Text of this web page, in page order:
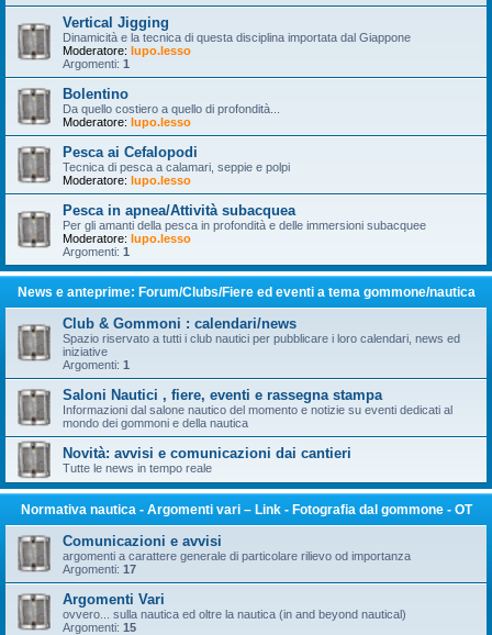
Vertical Jigging
Dinamicità e la tecnica di questa disciplina importata dal Giappone
Moderatore: lupo.lesso
Argomenti: 1
Bolentino
Da quello costiero a quello di profondità...
Moderatore: lupo.lesso
Pesca ai Cefalopodi
Tecnica di pesca a calamari, seppie e polpi
Moderatore: lupo.lesso
Pesca in apnea/Attività subacquea
Per gli amanti della pesca in profondità e delle immersioni subacquee
Moderatore: lupo.lesso
Argomenti: 1
News e anteprime: Forum/Clubs/Fiere ed eventi a tema gommone/nautica
Club & Gommoni : calendari/news
Spazio riservato a tutti i club nautici per pubblicare i loro calendari, news ed
iniziative
Argomenti: 1
Saloni Nautici , fiere, eventi e rassegna stampa
Informazioni dal salone nautico del momento e notizie su eventi dedicati al
mondo dei gommoni e della nautica
Novità: avvisi e comunicazioni dai cantieri
Tutte le news in tempo reale
Normativa nautica - Argomenti vari – Link - Fotografia dal gommone - OT
Comunicazioni e avvisi
argomenti a carattere generale di particolare rilievo od importanza
Argomenti: 17
Argomenti Vari
ovvero... sulla nautica ed oltre la nautica (in and beyond nautical)
Argomenti: 15